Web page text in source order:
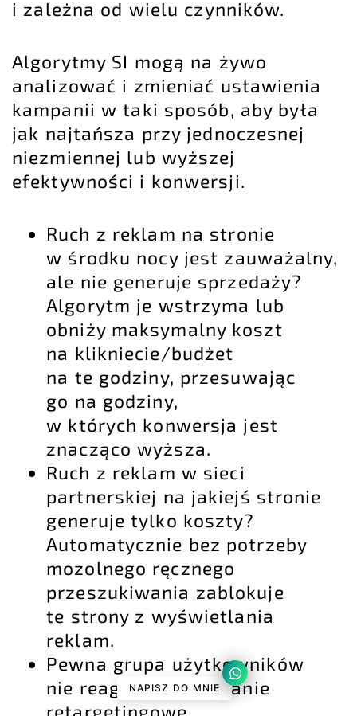
i zależna od wielu czynników.
Algorytmy SI mogą na żywo
analizować i zmieniać ustawienia
kampanii w taki sposób, aby była
jak najtańsza przy jednoczesnej
niezmiennej lub wyższej
efektywności i konwersji.
Ruch z reklam na stronie
w środku nocy jest zauważalny,
ale nie generuje sprzedaży?
Algorytm je wstrzyma lub
obniży maksymalny koszt
na klikniecie/budżet
na te godziny, przesuwając
go na godziny,
w których konwersja jest
znacząco wyższa.
Ruch z reklam w sieci
partnerskiej na jakiejś stronie
generuje tylko koszty?
Automatycznie bez potrzeby
mozolnego ręcznego
przeszukiwania zablokuje
te strony z wyświetlania
reklam.
Pewna grupa użytkowników
nie reaguje nakampanie
retargetingowe
NAPISZ DO MNIE